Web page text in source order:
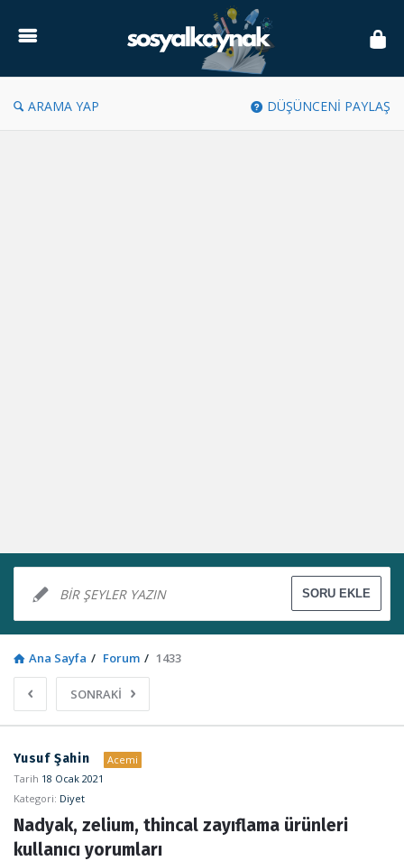
Kaynak
ARAMA YAP DÜŞÜNCENİ PAYLAŞ
Ana Sayfa / Forum / 1433
SONRAKİ
Sosyal
Kaynak
Latest
Forum
Yusuf Şahin
Acemi
Tarih 18 Ocak 2021
Kategori: Diyet
Nadyak, zelium, thincal zayıflama ürünleri
kullanıcı yorumları